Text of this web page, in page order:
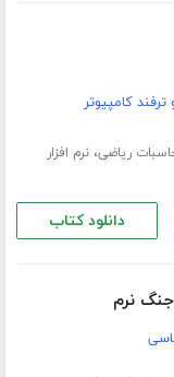
کامپیوتر
ریاضی،نرم افزار
دانلود کتاب
جنگ نرم